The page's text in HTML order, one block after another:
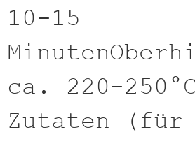
10-15
ca. 220-
Zutaten (für